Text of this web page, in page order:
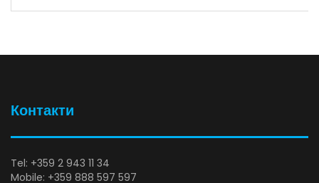
Контакти
Tel: +359 2 943 11 34
Mobile: +359 888 597 597